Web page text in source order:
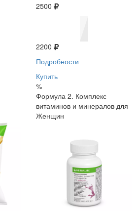
2500
2200
Подробности
Купить
%
Формула 2. Комплекс
витаминов и минералов для
Женщин